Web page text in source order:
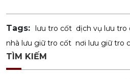
Tags: lưu tro cốt dịch vụ lưu tro
nhà lưu giữ tro cốt nơi lưu giữ tro
TÌM KIẾM